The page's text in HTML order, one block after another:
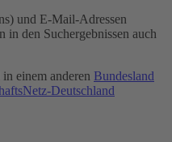
und E-Mail-Adressen
in den Suchergebnissen auch
einem anderen Bundesland
Deutschland